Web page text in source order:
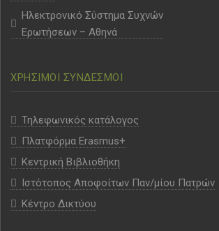
Ηλεκτρονικό Σύστημα Συχνών
Ερωτήσεων – Αθηνά
ΧΡΗΣΙΜΟΙ ΣΥΝΔΕΣΜΟΙ
Τηλεφωνικός κατάλογος
Πλατφόρμα Erasmus+
Κεντρική Βιβλιοθήκη
Ιστότοπος Αποφοίτων Παν/μίου Πατρών
Κέντρο Δικτύου